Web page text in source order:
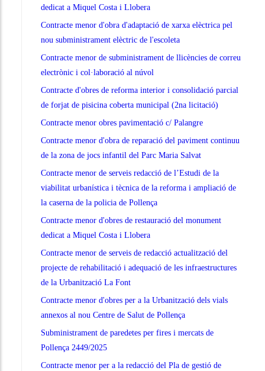
dedicat a Miquel Costa i Llobera
Contracte menor d'obra d'adaptació de xarxa elèctrica pel
nou subministrament elèctric de l'escoleta
Contracte menor de subministrament de llicències de correu
electrònic i col·laboració al núvol
Contracte d'obres de reforma interior i consolidació parcial
de forjat de pisicina coberta municipal (2na licitació)
Contracte menor obres pavimentació c/ Palangre
Contracte menor d'obra de reparació del paviment continuu
de la zona de jocs infantil del Parc Maria Salvat
Contracte menor de serveis redacció de l’Estudi de la
viabilitat urbanística i tècnica de la reforma i ampliació de
la caserna de la policia de Pollença
Contracte menor d'obres de restauració del monument
dedicat a Miquel Costa i Llobera
Contracte menor de serveis de redacció actualització del
projecte de rehabilitació i adequació de les infraestructures
de la Urbanització La Font
Contracte menor d'obres per a la Urbanització dels vials
annexos al nou Centre de Salut de Pollença
Subministrament de paredetes per fires i mercats de
Pollença 2449/2025
Contracte menor per a la redacció del Pla de gestió de